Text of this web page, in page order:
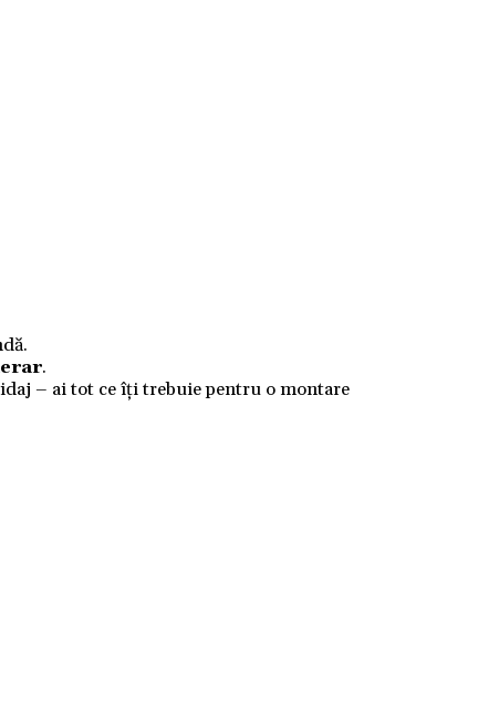
.
– ai tot ce îți trebuie pentru o montare